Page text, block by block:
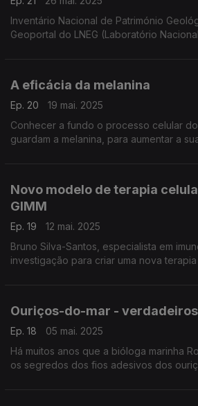
Inventário Nacional de Património
Geoportal do LNEG (Laboratório
A eficácia da melanina
Ep. 20
19 mai. 2025
Conhecer a fundo o processo celular
guardam a melanina, para aumentar a
Novo modelo de terapia
GIMM
Ep. 19
12 mai. 2025
Bruno Silva-Santos, especialista em
investigação para criar uma nova
Ouriços-do-mar -
Ep. 18
05 mai. 2025
Há muitos anos que a bióloga marinha
os segredos dos fios adesivos dos